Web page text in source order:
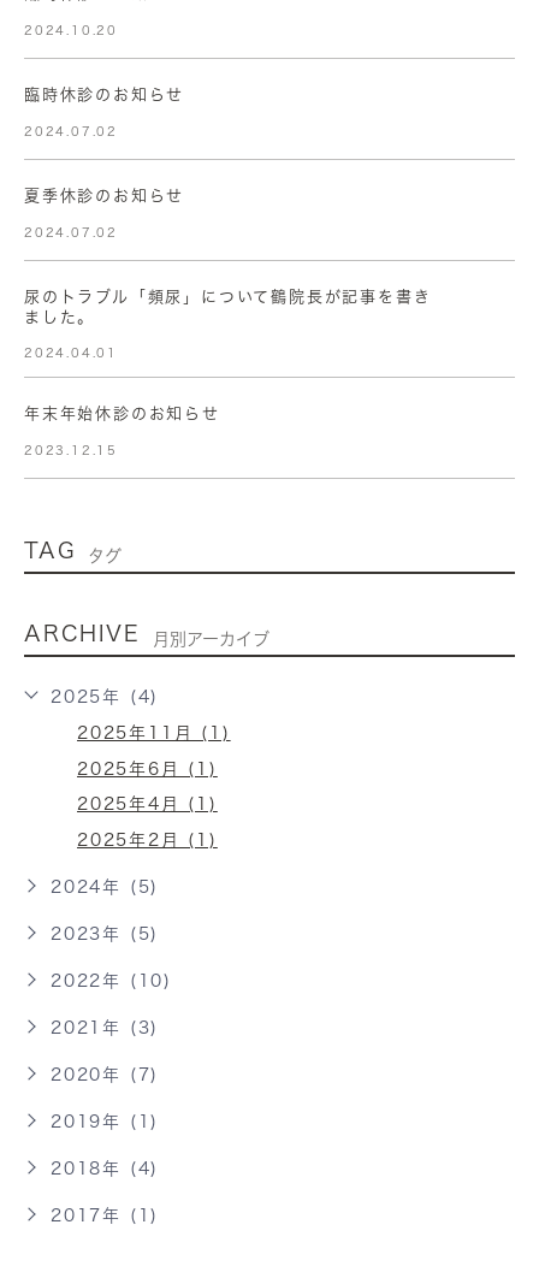
2024.10.20
臨時休診のお知らせ
2024.07.02
夏季休診のお知らせ
2024.07.02
尿のトラブル「頻尿」について鶴院長が記事を書き
ました。
2024.04.01
年末年始休診のお知らせ
2023.12.15
TAG タグ
ARCHIVE 月別アーカイブ
2025年 (4)
2025年11月 (1)
2025年6月 (1)
2025年4月 (1)
2025年2月 (1)
2024年 (5)
2023年 (5)
2022年 (10)
2021年 (3)
2020年 (7)
2019年 (1)
2018年 (4)
2017年 (1)